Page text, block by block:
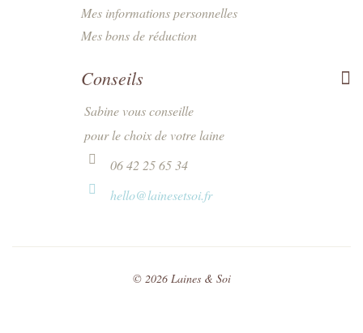
© 2026Laines & Soi
Mes informations personnelles
Mes bons de réduction
Conseils
Sabine vous conseille
pour le choix de votre laine
06 42 25 65 34
hello@lainesetsoi.fr